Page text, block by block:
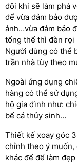
đôi khi sẽ làm phá
để vừa đảm bảo
ảnh…vừa đảm bảo
tổng thể thì đèn rọi
Người dùng có thể
trần nhà tùy theo
Ngoài ứng dụng
hàng có thể sử
hộ gia đình như:
bể cá thủy sinh…
Thiết kế xoay góc
chỉnh theo ý
khác để để làm